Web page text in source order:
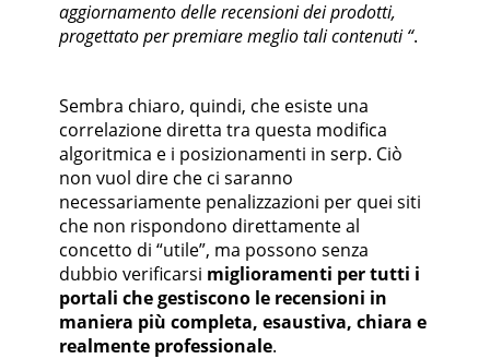
aggiornamento delle recensioni dei prodotti,
progettato per premiare meglio tali contenuti “.
Sembra chiaro, quindi, che esiste una
correlazione diretta tra questa modifica
algoritmica e i posizionamenti in serp. Ciò
non vuol dire che ci saranno
necessariamente penalizzazioni per quei siti
che non rispondono direttamente al
concetto di “utile”, ma possono senza
dubbio verificarsi miglioramenti per tutti i
portali che gestiscono le recensioni in
maniera più completa, esaustiva, chiara e
realmente professionale.